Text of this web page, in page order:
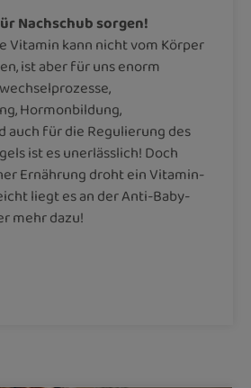
Nachschub sorgen!
Vitamin kann nicht vom Körper
ist aber für uns enorm
Hormonbildung,
auch für die Regulierung des
ist es unerlässlich! Doch
Ernährung droht ein Vitamin-
liegt es an der Anti-Baby-
mehr dazu!